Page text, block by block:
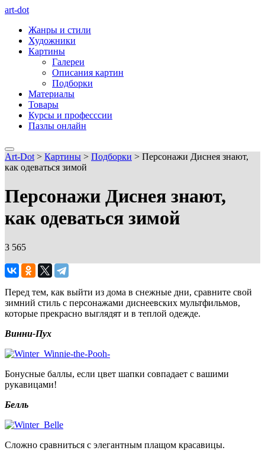
art-dot
Жанры и стили
Художники
Картины
Галереи
Описания картин
Подборки
Материалы
Товары
Курсы и професссии
Пазлы онлайн
Art-Dot > Картины > Подборки > Персонажи Диснея знают,
как одеваться зимой
Персонажи Диснея знают,
как одеваться зимой
3 565
Перед тем, как выйти из дома в снежные дни, сравните свой
зимний стиль с персонажами диснеевских мультфильмов,
которые прекрасно выглядят и в теплой одежде.
Винни-Пух
Бонусные баллы, если цвет шапки совпадает с вашими
рукавицами!
Белль
Сложно сравниться с элегантным плащом красавицы.